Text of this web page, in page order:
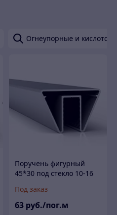
Огнеупорные и
Поручень фигурный
45*30 под стекло 10-16
анодированный
Под заказ
63 руб./пог.м